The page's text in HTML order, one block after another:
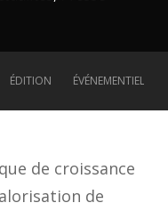
ÉDITION ÉVÉNEMENTIEL
de croissance
de